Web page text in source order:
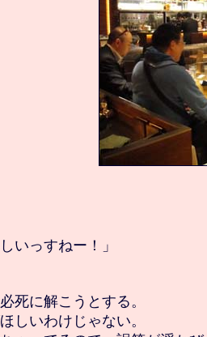
いっすねー！」
死に解こうとする。
しいわけじゃない。